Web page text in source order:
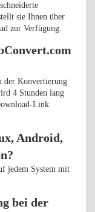
sie Ihnen über
zur Verfügung.
der Konvertierung
4 Stunden lang
Link
Android,
jedem System mit
bei der